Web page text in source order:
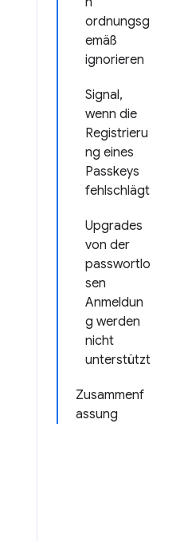
ordnungsg
emäß
ignorieren
Signal,
wenn die
Registrieru
ng eines
Passkeys
fehlschlägt
Upgrades
von der
passwortlo
sen
Anmeldun
g werden
nicht
unterstützt
Zusammenf
assung